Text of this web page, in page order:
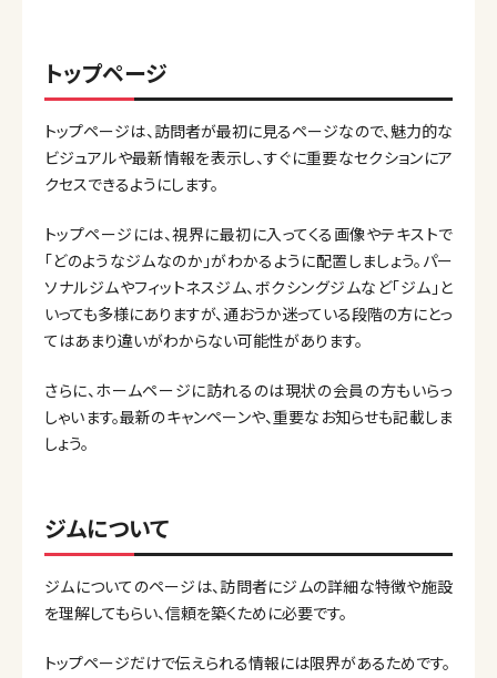
トップページ
トップページは、訪問者が最初に見るページなので、魅力的な
ビジュアルや最新情報を表示し、すぐに重要なセクションにア
クセスできるようにします。
トップページには、視界に最初に入ってくる画像やテキストで
「どのようなジムなのか」がわかるように配置しましょう。パー
ソナルジムやフィットネスジム、ボクシングジムなど「ジム」と
いっても多様にありますが、通おうか迷っている段階の方にとっ
てはあまり違いがわからない可能性があります。
さらに、ホームページに訪れるのは現状の会員の方もいらっ
しゃいます。最新のキャンペーンや、重要なお知らせも記載しま
しょう。
ジムについて
ジムについてのページは、訪問者にジムの詳細な特徴や施設
を理解してもらい、信頼を築くために必要です。
トップページだけで伝えられる情報には限界があるためです。